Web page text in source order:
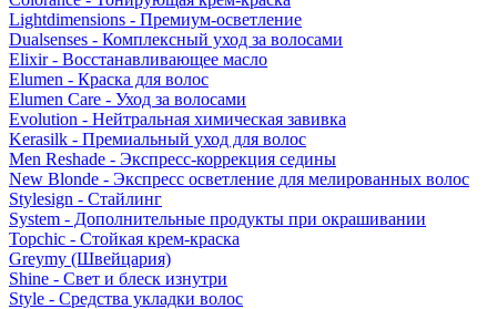
Lightdimensions - Премиум-осветление
Dualsenses - Комплексный уход за волосами
Elixir - Восстанавливающее масло
Elumen - Краска для волос
Elumen Care - Уход за волосами
Evolution - Нейтральная химическая завивка
Kerasilk - Премиальный уход для волос
Men Reshade - Экспресс-коррекция седины
New Blonde - Экспресс осветление для мелированных волос
Stylesign - Стайлинг
System - Дополнительные продукты при окрашивании
Topchic - Стойкая крем-краска
Greymy (Швейцария)
Shine - Свет и блеск изнутри
Style - Средства укладки волос